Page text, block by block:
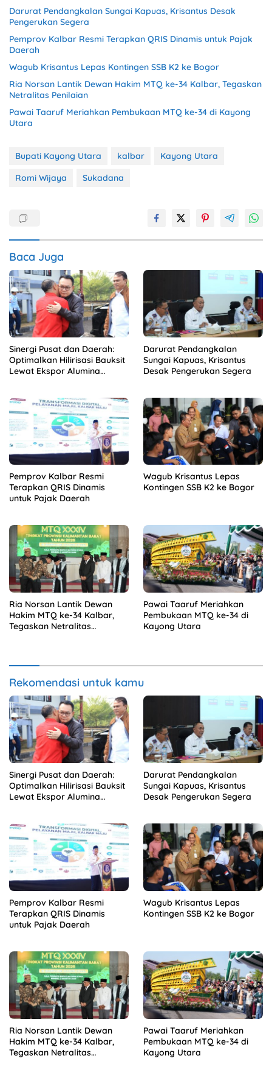
Darurat Pendangkalan Sungai Kapuas, Krisantus Desak
Pengerukan Segera
Pemprov Kalbar Resmi Terapkan QRIS Dinamis untuk Pajak
Daerah
Wagub Krisantus Lepas Kontingen SSB K2 ke Bogor
Ria Norsan Lantik Dewan Hakim MTQ ke-34 Kalbar, Tegaskan
Netralitas Penilaian
Pawai Taaruf Meriahkan Pembukaan MTQ ke-34 di Kayong
Utara
Bupati Kayong Utara kalbar
Kayong Utara
Romi Wijaya
Sukadana
Baca Juga
Sinergi Pusat dan Daerah:
Optimalkan Hilirisasi Bauksit
Lewat Ekspor Alumina
Darurat Pendangkalan
Sungai Kapuas, Krisantus
Desak Pengerukan Segera
Pemprov Kalbar Resmi
Terapkan QRIS Dinamis
untuk Pajak Daerah
Wagub Krisantus Lepas
Kontingen SSB K2 ke Bogor
Ria Norsan Lantik Dewan
Hakim MTQ ke-34 Kalbar,
Tegaskan Netralitas
Pawai Taaruf Meriahkan
Pembukaan MTQ ke-34 di
Kayong Utara
Rekomendasi untuk kamu
Sinergi Pusat dan Daerah:
Optimalkan Hilirisasi Bauksit
Lewat Ekspor Alumina
Darurat Pendangkalan
Sungai Kapuas, Krisantus
Desak Pengerukan Segera
Pemprov Kalbar Resmi
Terapkan QRIS Dinamis
untuk Pajak Daerah
Wagub Krisantus Lepas
Kontingen SSB K2 ke Bogor
Ria Norsan Lantik Dewan
Hakim MTQ ke-34 Kalbar,
Tegaskan Netralitas
Pawai Taaruf Meriahkan
Pembukaan MTQ ke-34 di
Kayong Utara